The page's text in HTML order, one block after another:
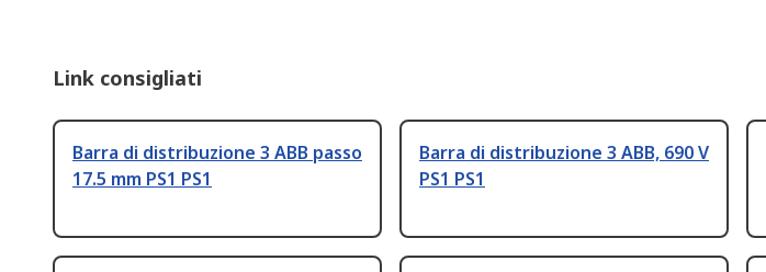
Link consigliati
Barra di distribuzione 3 ABB passo
17.5 mm PS1 PS1
Barra di distribuzione 3 ABB, 690 V
PS1 PS1